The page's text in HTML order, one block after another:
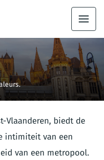
Vlaanderen, biedt de
intimiteit van een
van een metropool.